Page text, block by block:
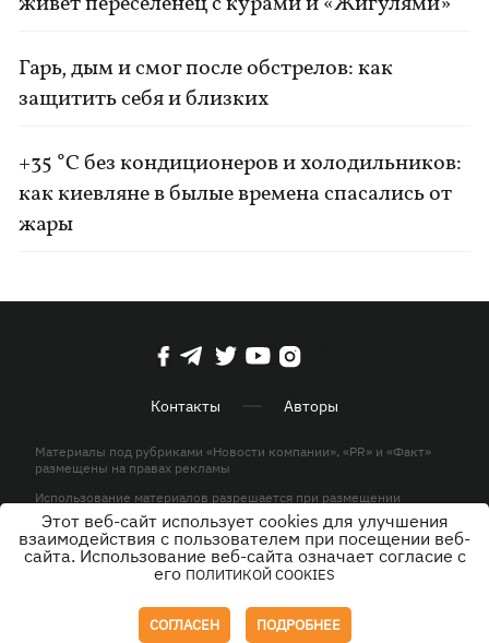
Гарь, дым и смог после обстрелов: как
защитить себя и близких
+35 °C без кондиционеров и холодильников:
как киевляне в былые времена спасались от
жары
Контакты Авторы
Материалы под рубриками «Новости компании», «PR» и «Факт»
размещены на правах рекламы
Использование материалов разрешается при размещении
активной гиперссылки на KP.UA в первом абзаце.
© ООО «ЮЛАВ МЕДИА»,2026. Все права защищены.
Этот веб-сайт использует cookies для улучшения
взаимодействия с пользователем при посещении веб-
сайта. Использование веб-сайта означает согласие с
его ПОЛИТИКОЙ COOKIES
СОГЛАСЕН ПОДРОБНЕЕ